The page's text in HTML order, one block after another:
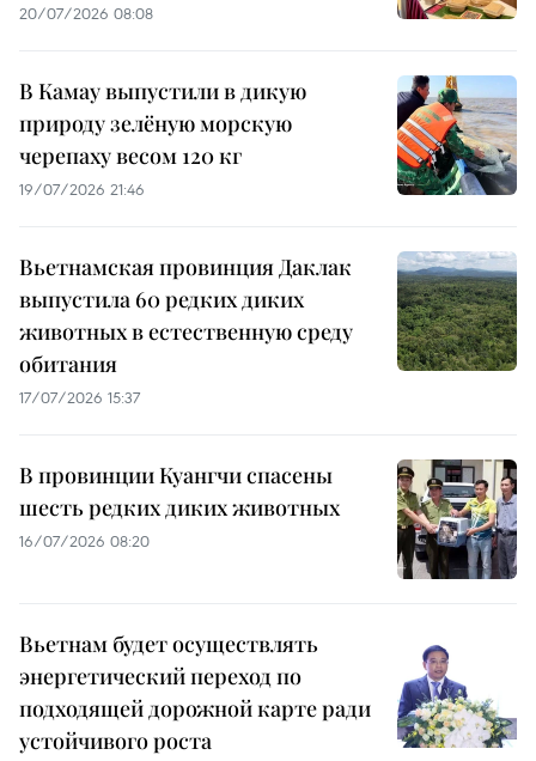
20/07/2026 08:08
В Камау выпустили в дикую
природу зелёную морскую
черепаху весом 120 кг
19/07/2026 21:46
Вьетнамская провинция Даклак
выпустила 60 редких диких
животных в естественную среду
обитания
17/07/2026 15:37
В провинции Куангчи спасены
шесть редких диких животных
16/07/2026 08:20
Вьетнам будет осуществлять
энергетический переход по
подходящей дорожной карте ради
устойчивого роста